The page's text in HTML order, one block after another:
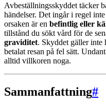
Avbeställningsskyddet täcker
händelser. Det ingår i regel
orsaken är en befintlig eller
tillstånd du sökt vård för de
graviditet. Skyddet gäller inte
betalat resan på fel sätt.
alltid villkoren noga.
Sammanfattning#